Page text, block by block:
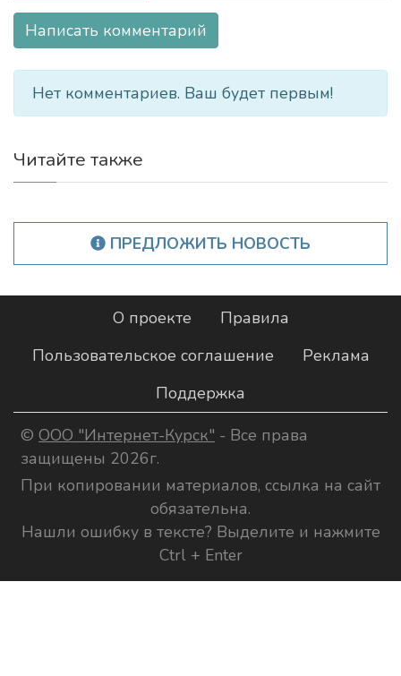
Написать комментарий
Нет комментариев. Ваш будет первым!
Читайте также
ПРЕДЛОЖИТЬ НОВОСТЬ
О проекте
Правила
Пользовательское соглашение
Реклама
Поддержка
© ООО "Интернет-Курск" - Все права
защищены 2026г.
При копировании материалов, ссылка на сайт
обязательна.
Нашли ошибку в тексте? Выделите и нажмите
Ctrl + Enter